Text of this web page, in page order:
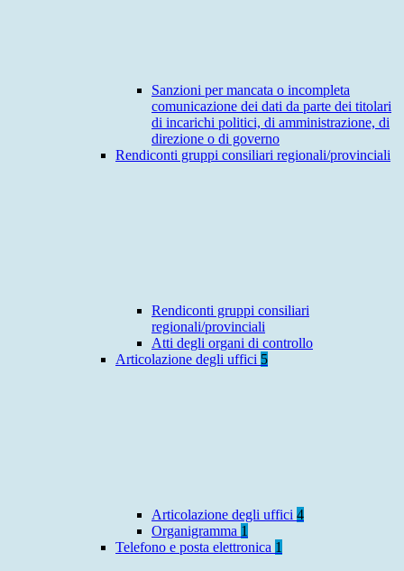
Sanzioni per mancata o incompleta
comunicazione dei dati da parte dei titolari
di incarichi politici, di amministrazione, di
direzione o di governo
Rendiconti gruppi consiliari regionali/provinciali
Rendiconti gruppi consiliari
regionali/provinciali
Atti degli organi di controllo
Articolazione degli uffici 5
Articolazione degli uffici 4
Organigramma 1
Telefono e posta elettronica 1